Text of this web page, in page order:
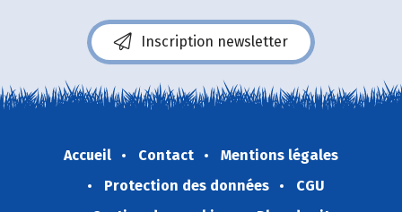
Inscription newsletter
Accueil Contact
Mentions légales
Protection des données
CGU